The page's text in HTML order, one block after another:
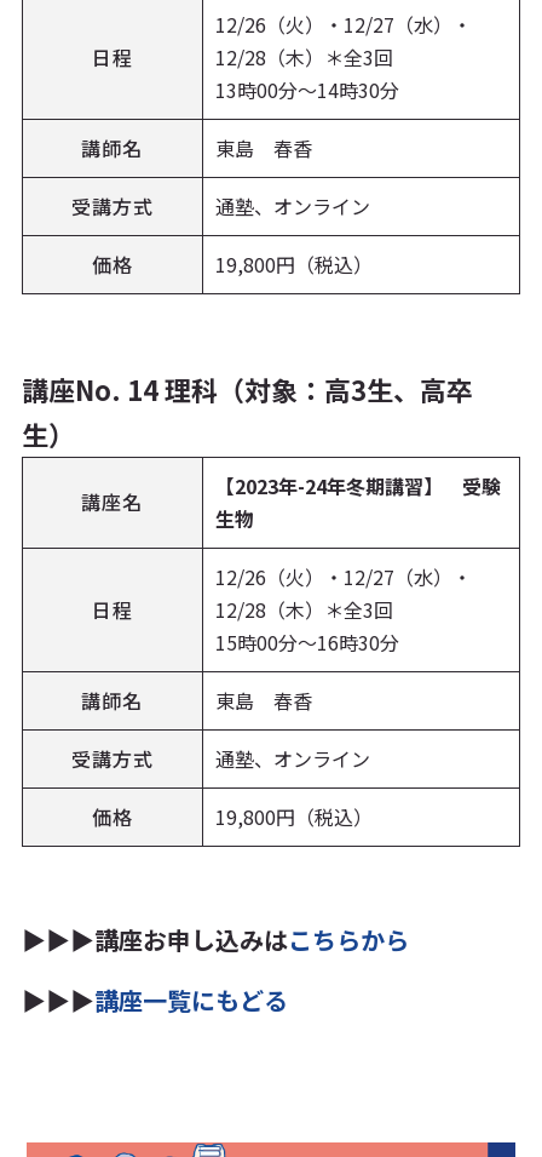
日程
12/26（火）・12/27（水）・
12/28（木）＊全3回
13時00分～14時30分
講師名
東島 春香
受講方式
通塾、オンライン
価格
19,800円（税込）
講座No. 14 理科（対象：高3生、高卒
生）
講座名
【2023年-24年冬期講習】 受験
生物
日程
12/26（火）・12/27（水）・
12/28（木）＊全3回
15時00分～16時30分
講師名
東島 春香
受講方式
通塾、オンライン
価格
19,800円（税込）
▶▶▶講座お申し込みはこちらから
▶▶▶講座一覧にもどる